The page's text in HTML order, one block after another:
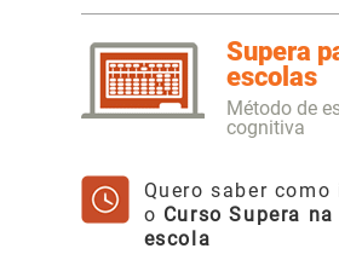
Supera
escolas
Método de
cognitiva
Quero saber
o Curso Supera
escola